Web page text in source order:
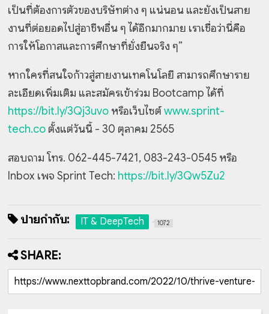
เป็นที่ต้องการตัวของบริษัทต่าง ๆ แน่นอน และยังเป็นสาย
งานที่ต่อยอดไปสู่อาชีพอื่น ๆ ได้อีกมากมาย เราเชื่อว่านี่คือ
การให้โอกาสและการศึกษาที่ยั่งยืนจริง ๆ”
หากใครที่สนใจก้าวสู่สายงานเทคโนโลยี สามารถศึกษาราย
ละเอียดเพิ่มเติม และสมัครเข้าร่วม Bootcamp ได้ที่
https://bit.ly/3Qj3uvo หรือเว็บไซต์www.sprint-
tech.co ตั้งแต่วันนี้ - 30 ตุลาคม 2565
สอบถาม โทร. 062-445-7421, 083-243-0545 หรือ
Inbox เพจ Sprint Tech: https://bit.ly/3Qw5Zu2
ป้ายกำกับ: IT & DeepTech 1072
SHARE: